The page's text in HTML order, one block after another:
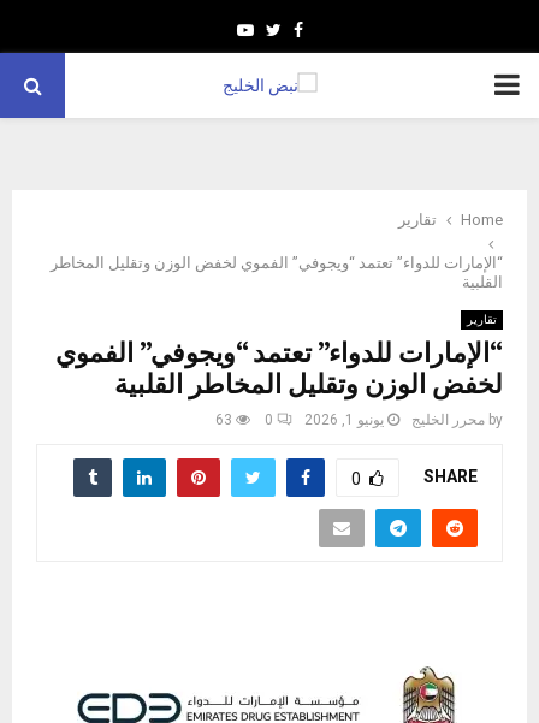
Facebook
Twitter
Youtube
PRIMARY
Home تقارير
“الإمارات للدواء” تعتمد “ويجوفي” الفموي لخفض الوزن وتقليل المخاطر
القلبية
تقارير
“الإمارات للدواء” تعتمد “ويجوفي” الفموي
لخفض الوزن وتقليل المخاطر القلبية
by محرر الخليج يونيو 1, 2026 0
63
SHARE
0